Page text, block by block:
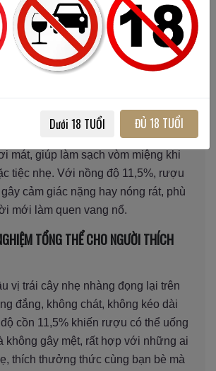
chanh nhẹ nhàng – đặc trưng của
Ý.
ĐỘ NGỌT – CHUA – KHÔ VÀ CẢM
hậu vị khô thanh, không gắt và không
chai demi-sec. Độ chua cân bằng
mát, giúp làm sạch vòm miệng khi
tiệc nhẹ. Với nồng độ 11,5%, rượu
cảm giác nặng hay nóng rát, phù
mới làm quen vang nổ.
TỔNG THỂ CHO NGƯỜI THÍCH
vị trái cây nhẹ nhàng đọng lại trên
đắng, không chát, không kéo dài
cồn 11,5% khiến rượu có thể uống
không gây mệt, rất hợp với những ai
thích thưởng thức cùng bạn bè mà
Dưới 18 TUỔI ĐỦ 18 TUỔI